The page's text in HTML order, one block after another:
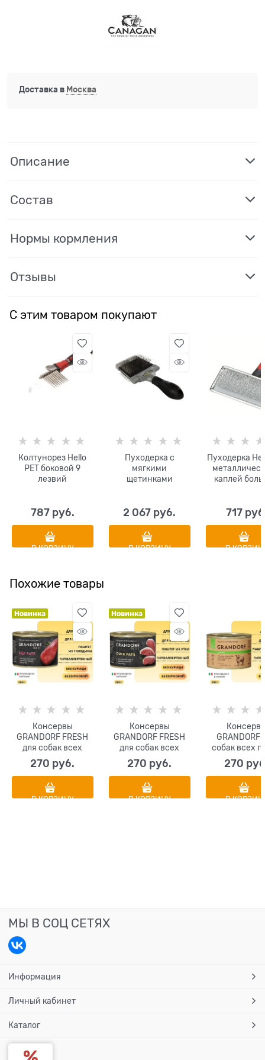
Доставка в Москва
Описание
Состав
Нормы кормления
Отзывы
С этим товаром покупают
Колтунорез Hello
PET боковой 9
лезвий
787 руб.
В КОРЗИНУ
Пуходерка с
мягкими
щетинками
средней и длинной
гладкой и жесткой
шерстью
2 067 руб.
В КОРЗИНУ
Пуходерка
каплей
717
В
Похожие товары
Новинка
Консервы
GRANDORF FRESH
для собак всех
пород Паштет из
говядины
270 руб.
В КОРЗИНУ
Новинка
Консервы
GRANDORF FRESH
для собак всех
пород Паштет из
утки
270 руб.
В КОРЗИНУ
GRANDORF
собак всех
Паштет из
270
В
МЫ В СОЦ СЕТЯХ
Информация
Личный кабинет
Каталог